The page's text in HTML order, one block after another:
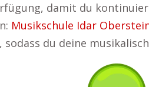
damit du
Musikschule Idar
du deine